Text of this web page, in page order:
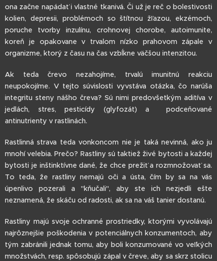
ona začne napádať i vlastné tkanivá. Či už je reč o bolestivosti
kolien, depresii, problémoch so štítnou žľazou, ekzémoch,
poruche tvorby inzulínu, crohnovej chorobe, autoimunite,
koreň je opakovane v trvalom nízko prahovom zápale v
organizme, ktorý z času na čas vzbĺkne väčšou intenzitou.
Ak teda črevo nezahojíme, trvalú imunitnú reakciu
neupokojíme. V tejto súvislosti vyvstáva otázka, čo narúša
integritu steny nášho čreva? Sú nimi predovšetkým aditíva v
jedlách, stres, pesticídy (glyfozát) a podceňované
antinutrienty v rastlinách.
Rastlinná strava teda vonkoncom nie je taká nevinná, ako ju
mnohí velebia. Prečo? Rastliny sú taktiež živé bytosti a každej
bytosti je inštinktívne dané, že chce prežiť a rozmnožovať sa.
To teda, že rastliny nemajú oči a ústa, čím by sa na vás
úpenlivo pozerali a "kňučali", aby ste ich nezjedli ešte
neznamená, že skáču od radosti, ak sa na váš tanier dostanú.
Rastliny majú svoje ochranné prostriedky, ktorými vyvolávajú
najrôznejšie poškodenia v potenciálnych konzumentoch, aby
tým zabránili jednak tomu, aby boli konzumované vo veľkých
množstvách, resp. spôsobujú zápal v čreve, aby sa skrz stolicu